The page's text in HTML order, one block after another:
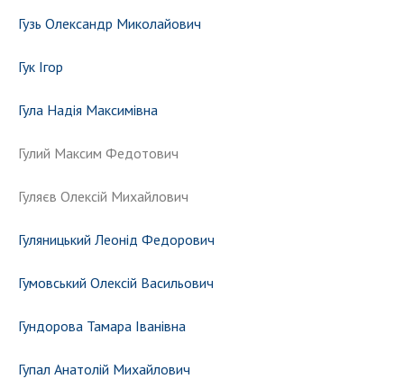
Гузь Олександр Миколайович
Гук Ігор
Гула Надія Максимівна
Гулий Максим Федотович
Гуляєв Олексій Михайлович
Гуляницький Леонід Федорович
Гумовський Олексій Васильович
Гундорова Тамара Іванівна
Гупал Анатолій Михайлович